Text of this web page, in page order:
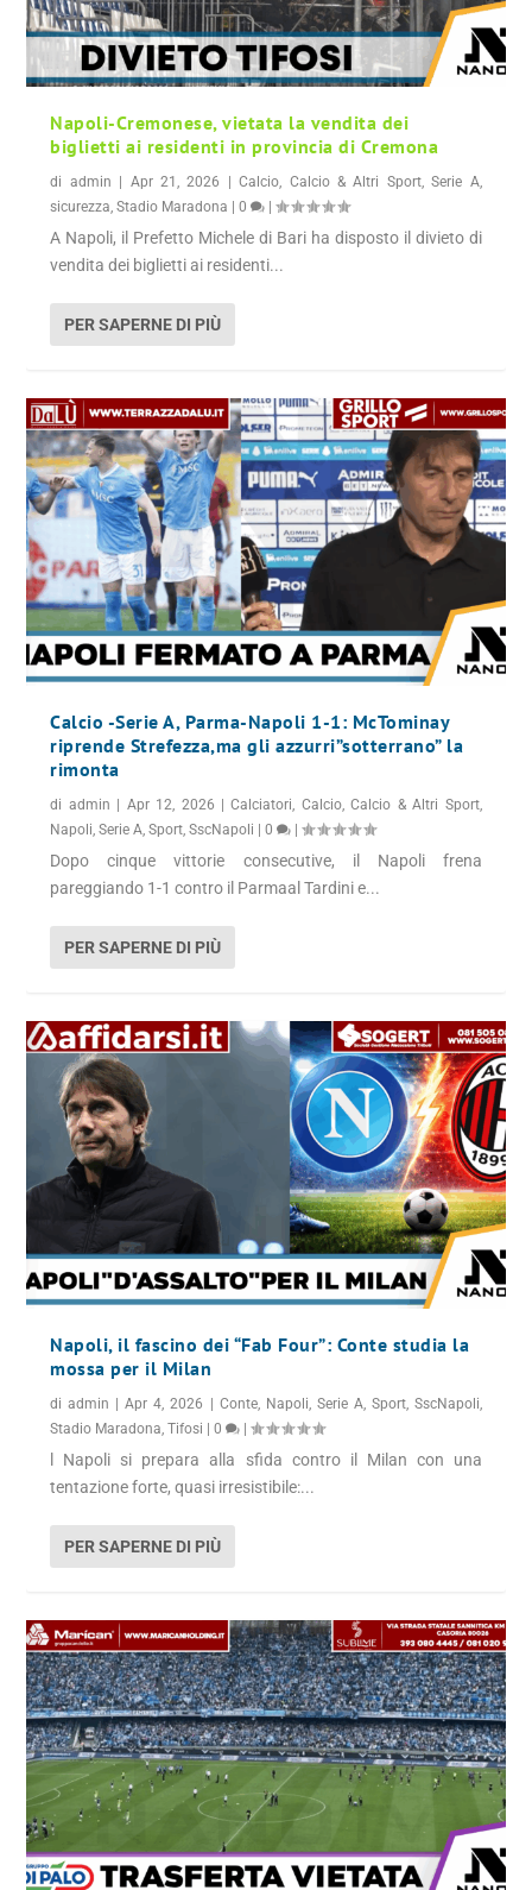
Napoli-Cremonese, vietata la vendita dei
biglietti ai residenti in provincia di Cremona
di admin Apr 21, 2026 |Calcio, Calcio & Altri Sport,Serie A,
sicurezza,Stadio Maradona |0 |
A Napoli, il Prefetto Michele di Bari ha disposto il divieto di
vendita dei biglietti ai residenti...
PER SAPERNE DI PIÙ
Calcio -Serie A, Parma-Napoli 1-1: McTominay
riprende Strefezza,ma gli azzurri”sotterrano” la
rimonta
di admin | Apr 12, 2026 |Calciatori Calcio,Calcio & Altri Sport,
Napoli ,Serie A ,Sport ,SscNapoli |0 |
Dopo cinque vittorie consecutive, il Napoli frena
pareggiando 1-1 contro il Parmaal Tardini e...
PER SAPERNE DI PIÙ
Napoli, il fascino dei “Fab Four”: Conte studia la
mossa per il Milan
diadmin |Apr 4, 2026 | Conte, Napoli Serie A Sport, SscNapoli
Stadio Maradona ,Tifosi |0 |
l Napoli si prepara alla sfida contro il Milan con una
tentazione forte, quasi irresistibile:...
PER SAPERNE DI PIÙ